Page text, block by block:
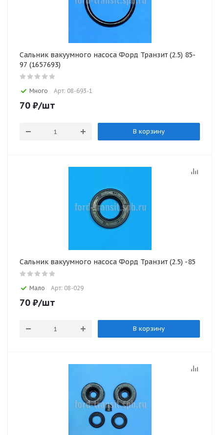
Сальник вакуумного насоса Форд Транзит (2.5) 85-
97 (1657693)
Много Арт: 08-693-1
70 ₽/шт
В корзину
Сальник вакуумного насоса Форд Транзит (2.5) -85
Мало Арт: 08-029
70 ₽/шт
В корзину